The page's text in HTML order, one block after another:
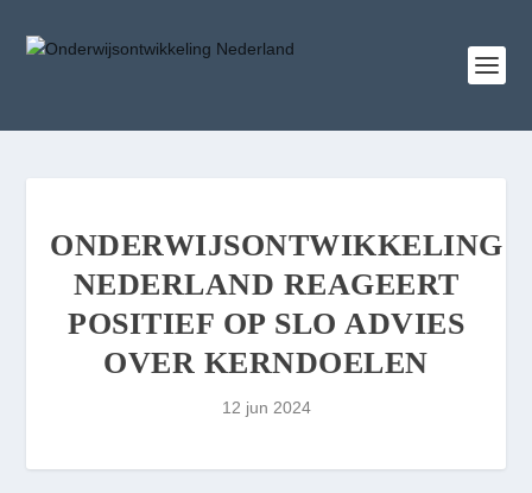
ONDERWIJSONTWIKKELING
NEDERLAND REAGEERT
POSITIEF OP SLO ADVIES
OVER KERNDOELEN
12 jun 2024